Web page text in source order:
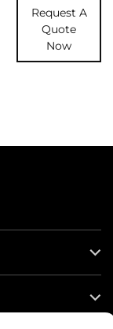
Request A
Quote
Now